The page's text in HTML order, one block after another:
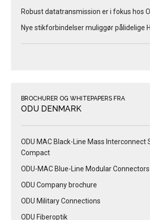
Robust datatransmission er i fokus hos
Nye stikforbindelser muliggør pålidelige
BROCHURER OG WHITEPAPERS FRA
ODU DENMARK
ODU MAC Black-Line Mass Interconnect
Compact
ODU-MAC Blue-Line Modular
ODU Company brochure
ODU Military Connections
ODU Fiberoptik